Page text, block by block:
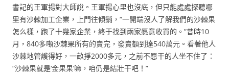
書記的王軍揚對大師說。王軍揚心里也沒底，但只能處處探聽哪
里有沙棘加工企業，上門往傾銷，“一開端沒人了解我們的沙棘果
怎么樣，跑了十幾家企業，終于找到兩家愿意收買的。”昔時10
月，840多噸沙棘果所有的賣完，發賣額到達540萬元。看著他人
沙棘地管護得好，一畝掙2000多元，之前不愿干的人坐不住了：
“沙棘果就是‘金果果’嘛，咱仍是結壯干吧！”